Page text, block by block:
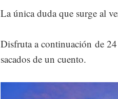
La única duda que surge al
Disfruta a continuación de
sacados de un cuento.